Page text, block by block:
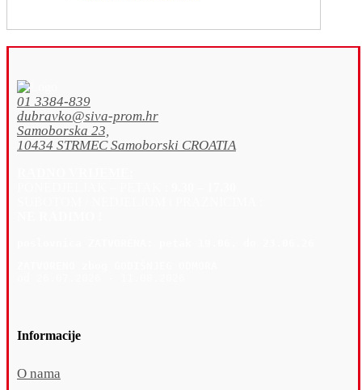
01 3384-839
dubravko@siva-prom.hr
Samoborska 23,
10434 STRMEC Samoborski CROATIA
Informacije
O nama